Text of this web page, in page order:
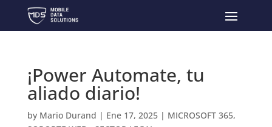
¡Power Automate, tu
aliado diario!
by Mario Durand | Ene 17, 2025| MICROSOFT 365,